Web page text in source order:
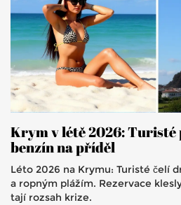
Krym v létě 2026:
benzín na příděl
Léto 2026 na Krymu: Turisté čelí
a ropným plážím. Rezervace
tají rozsah krize.